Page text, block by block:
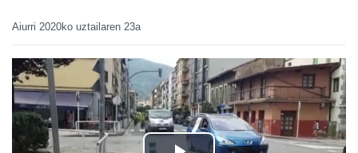
Aiurri 2020ko uztailaren 23a